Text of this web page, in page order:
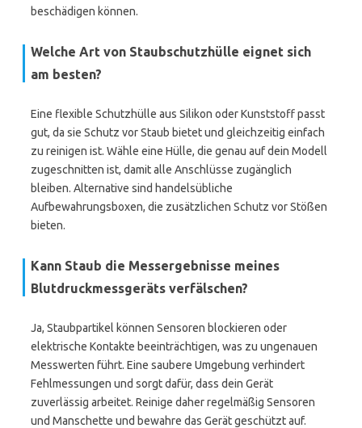
beschädigen können.
Welche Art von Staubschutzhülle eignet sich
am besten?
Eine flexible Schutzhülle aus Silikon oder Kunststoff passt
gut, da sie Schutz vor Staub bietet und gleichzeitig einfach
zu reinigen ist. Wähle eine Hülle, die genau auf dein Modell
zugeschnitten ist, damit alle Anschlüsse zugänglich
bleiben. Alternative sind handelsübliche
Aufbewahrungsboxen, die zusätzlichen Schutz vor Stößen
bieten.
Kann Staub die Messergebnisse meines
Blutdruckmessgeräts verfälschen?
Ja, Staubpartikel können Sensoren blockieren oder
elektrische Kontakte beeinträchtigen, was zu ungenauen
Messwerten führt. Eine saubere Umgebung verhindert
Fehlmessungen und sorgt dafür, dass dein Gerät
zuverlässig arbeitet. Reinige daher regelmäßig Sensoren
und Manschette und bewahre das Gerät geschützt auf.